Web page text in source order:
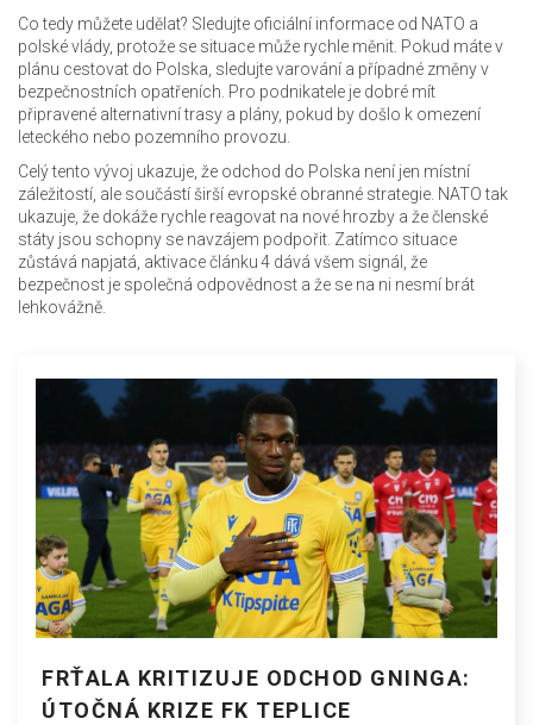
Co tedy můžete udělat? Sledujte oficiální informace od NATO a
polské vlády, protože se situace může rychle měnit. Pokud máte v
plánu cestovat do Polska, sledujte varování a případné změny v
bezpečnostních opatřeních. Pro podnikatele je dobré mít
připravené alternativní trasy a plány, pokud by došlo k omezení
leteckého nebo pozemního provozu.
Celý tento vývoj ukazuje, že odchod do Polska není jen místní
záležitostí, ale součástí širší evropské obranné strategie. NATO tak
ukazuje, že dokáže rychle reagovat na nové hrozby a že členské
státy jsou schopny se navzájem podpořit. Zatímco situace
zůstává napjatá, aktivace článku 4 dává všem signál, že
bezpečnost je společná odpovědnost a že se na ni nesmí brát
lehkovážně.
FRŤALA KRITIZUJE ODCHOD GNINGA:
ÚTOČNÁ KRIZE FK TEPLICE